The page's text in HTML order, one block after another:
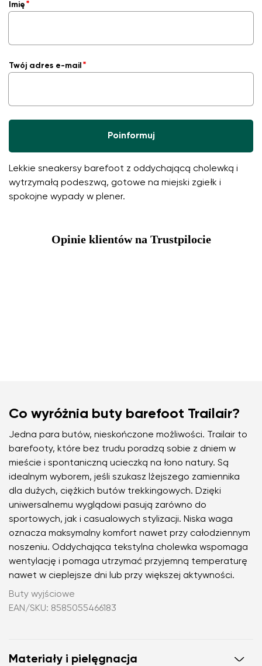
Lekkie sneakersy barefoot z oddychającą cholewką i
wytrzymałą podeszwą, gotowe na miejski zgiełk i
spokojne wypady w plener.
Imię
Twój adres e-mail
Poinformuj
Opinie klientów na Trustpilocie
Co wyróżnia buty barefoot Trailair?
Jedna para butów, nieskończone możliwości. Trailair to
barefooty, które bez trudu poradzą sobie z dniem w
mieście i spontaniczną ucieczką na łono natury. Są
idealnym wyborem, jeśli szukasz lżejszego zamiennika
dla dużych, ciężkich butów trekkingowych. Dzięki
uniwersalnemu wyglądowi pasują zarówno do
sportowych, jak i casualowych stylizacji. Niska waga
oznacza maksymalny komfort nawet przy całodziennym
noszeniu. Oddychająca tekstylna cholewka wspomaga
wentylację i pomaga utrzymać przyjemną temperaturę
nawet w cieplejsze dni lub przy większej aktywności.
Buty wyjściowe
EAN/SKU: 8585055466183
Materiały i pielęgnacja